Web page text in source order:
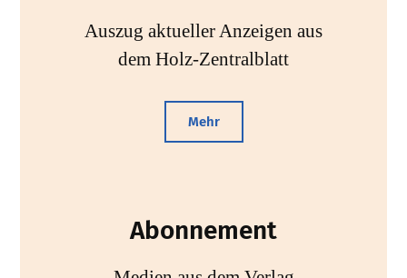
Auszug aktueller Anzeigen aus
dem Holz-Zentralblatt
Mehr
Abonnement